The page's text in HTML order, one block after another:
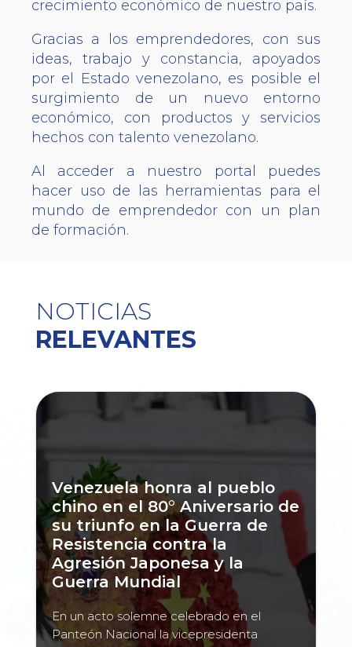
crecimiento económico de nuestro país.
Gracias a los emprendedores, con sus
ideas, trabajo y constancia, apoyados
por el Estado venezolano, es posible el
surgimiento de un nuevo entorno
económico, con productos y servicios
hechos con talento venezolano.
Al acceder a nuestro portal puedes
hacer uso de las herramientas para el
mundo de emprendedor con un plan
de formación.
NOTICIAS
RELEVANTES
Venezuela honra al pueblo
chino en el 80° Aniversario de
su triunfo en la Guerra de
Resistencia contra la
Agresión Japonesa y la
Guerra Mundial
En un acto solemne celebrado en el
Panteón Nacional la vicepresidenta